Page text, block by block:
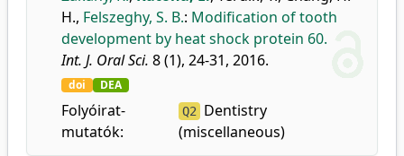
H., Felszeghy, S. B.: Modification of tooth
development by heat shock protein 60.
Int. J. Oral Sci. 8 (1), 24-31, 2016.
doi DEA
Folyóirat-
mutatók:
Q2 Dentistry
(miscellaneous)